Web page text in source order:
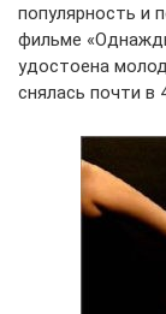
популярность и
фильме
удостоена
снялась почти в